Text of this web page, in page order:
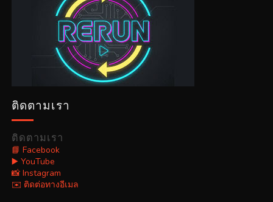
ติดตามเรา
ติดตามเรา
📘 Facebook
▶️ YouTube
📸 Instagram
✉️ ติดต่อทางอีเมล